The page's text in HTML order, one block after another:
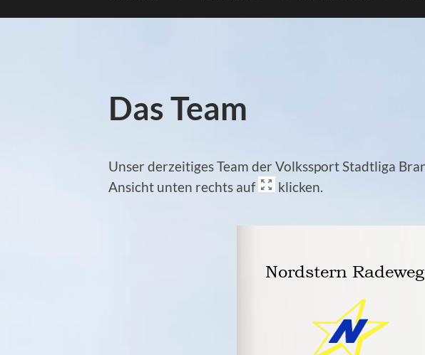
Das Team
Unser derzeitiges Team der Volkssport Stadtliga
Ansicht unten rechts auf
klicken.